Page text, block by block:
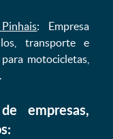
: Empresa
transporte e
motocicletas,
empresas,